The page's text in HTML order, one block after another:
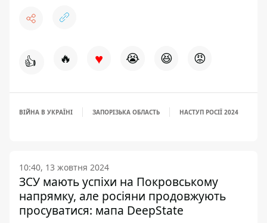
👍 🔥 ♥ 😭 😆 😡
ВІЙНА В УКРАЇНІ ЗАПОРІЗЬКА ОБЛАСТЬ НАСТУП РОСІЇ 2024
10:40, 13 жовтня 2024
ЗСУ мають успіхи на Покровському
напрямку, але росіяни продовжують
просуватися: мапа DeepState